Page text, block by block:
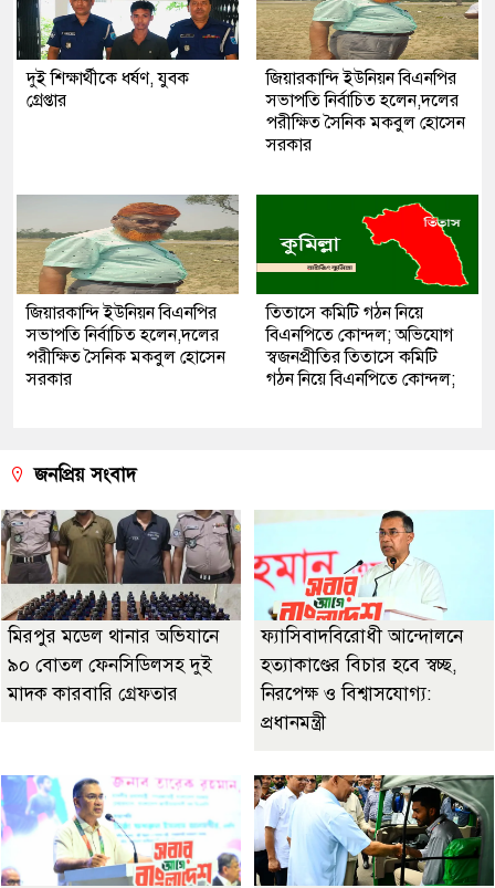
দুই শিক্ষার্থীকে ধর্ষণ, যুবক
গ্রেপ্তার
জিয়ারকান্দি ইউনিয়ন বিএনপির
সভাপতি নির্বাচিত হলেন,দলের
পরীক্ষিত সৈনিক মকবুল হোসেন
সরকার
জিয়ারকান্দি ইউনিয়ন বিএনপির
সভাপতি নির্বাচিত হলেন,দলের
পরীক্ষিত সৈনিক মকবুল হোসেন
সরকার
তিতাসে কমিটি গঠন নিয়ে
বিএনপিতে কোন্দল; অভিযোগ
স্বজনপ্রীতির তিতাসে কমিটি
গঠন নিয়ে বিএনপিতে কোন্দল;
জনপ্রিয় সংবাদ
মিরপুর মডেল থানার অভিযানে
৯০ বোতল ফেনসিডিলসহ দুই
মাদক কারবারি গ্রেফতার
ফ্যাসিবাদবিরোধী আন্দোলনে
হত্যাকাণ্ডের বিচার হবে স্বচ্ছ,
নিরপেক্ষ ও বিশ্বাসযোগ্য:
প্রধানমন্ত্রী